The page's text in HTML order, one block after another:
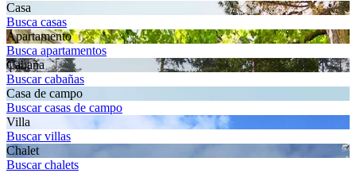
Casa
Busca casas
Apartamento
Busca apartamentos
Cabaña
Buscar cabañas
Casa de campo
Buscar casas de campo
Villa
Buscar villas
Chalet
Buscar chalets